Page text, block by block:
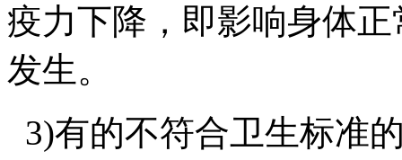
疫力下降，即影响身体
发生。
3)有的不符合卫生标准